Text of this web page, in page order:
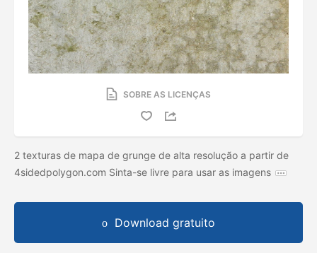
SOBRE AS LICENÇAS
2 texturas de mapa de grunge de alta resolução a partir de
4sidedpolygon.com Sinta-se livre para usar as imagens
Download gratuito